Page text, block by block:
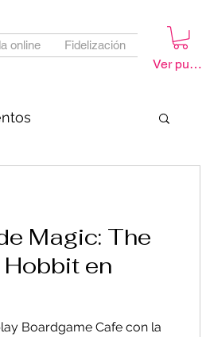
online Fidelización
Ver puntos
Magic: The
en
Boardgame Cafe con la